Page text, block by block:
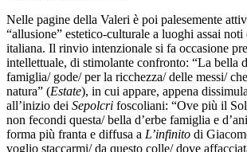
Nelle pagine della Valeri è poi palesemente
“allusione” estetico-culturale a luoghi assai noti
italiana. Il rinvio intenzionale si fa occasione
intellettuale, di stimolante confronto: “La bella
famiglia/ gode/ per la ricchezza/ delle messi/
natura” (Estate), in cui appare, appena
all’inizio dei Sepolcri foscoliani: “Ove più il
non fecondi questa/ bella d’erbe famiglia e
forma più franta e diffusa a L’infinito di
voglio staccarmi/ da questo colle/ dove